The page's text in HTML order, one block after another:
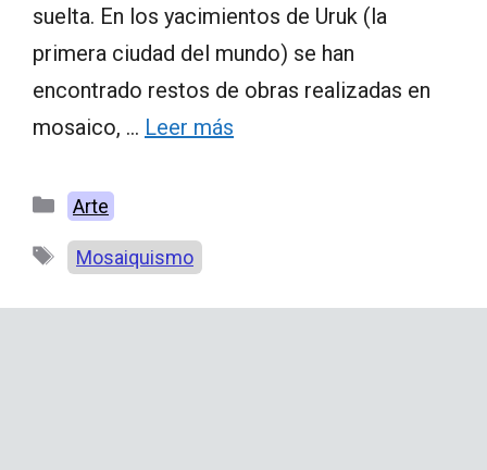
suelta. En los yacimientos de Uruk (la
primera ciudad del mundo) se han
encontrado restos de obras realizadas en
mosaico, … Leer más
Categorías
Arte
Etiquetas
Mosaiquismo